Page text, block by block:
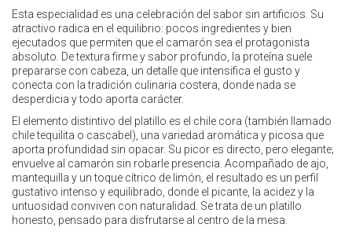
Esta especialidad es una celebración del sabor sin artificios. Su
atractivo radica en el equilibrio: pocos ingredientes y bien
ejecutados que permiten que el camarón sea el protagonista
absoluto. De textura firme y sabor profundo, la proteína suele
prepararse con cabeza, un detalle que intensifica el gusto y
conecta con la tradición culinaria costera, donde nada se
desperdicia y todo aporta carácter.
El elemento distintivo del platillo es el chile cora (también llamado
chile tequilita o cascabel), una variedad aromática y picosa que
aporta profundidad sin opacar. Su picor es directo, pero elegante;
envuelve al camarón sin robarle presencia. Acompañado de ajo,
mantequilla y un toque cítrico de limón, el resultado es un perfil
gustativo intenso y equilibrado, donde el picante, la acidez y la
untuosidad conviven con naturalidad. Se trata de un platillo
honesto, pensado para disfrutarse al centro de la mesa.